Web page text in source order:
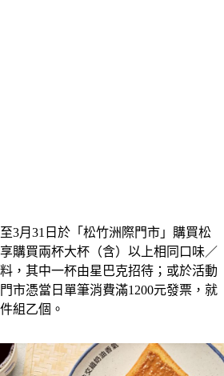
3月31日於「松竹洲際門市」購買松
購買兩杯大杯（含）以上相同口味／
，其中一杯由星巴克招待；或於活動
市憑當日單筆消費滿1200元發票，就
組乙個。